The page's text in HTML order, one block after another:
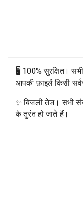
🖥 100% सुरक्षित।
आपकी फ़ाइलें किसी
✨बिजली तेज। सभी
के तुरंत हो जाते हैं।